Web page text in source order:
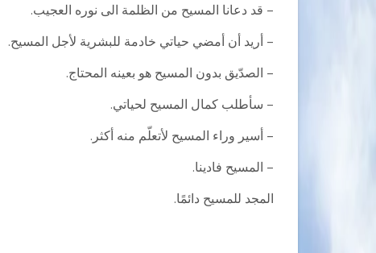
– قد دعانا المسيح من الظلمة الى نوره العجيب.
– أريد أن أمضي حياتي خادمة للبشرية لأجل المسيح.
– الصدّيق بدون المسيح هو بعينه المحتاج.
– سأطلب كمال المسيح لحياتي.
– أسير وراء المسيح لأتعلّم منه أكثر.
– المسيح فادينا.
المجد للمسيح دائمًا.